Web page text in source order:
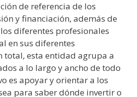
de referencia de los
y financiación, además de
diferentes profesionales
en sus diferentes
total, esta entidad agrupa a
a lo largo y ancho de todo
es apoyar y orientar a los
para saber dónde invertir o